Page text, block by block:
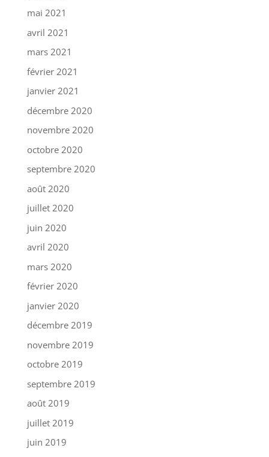
mai 2021
avril 2021
mars 2021
février 2021
janvier 2021
décembre 2020
novembre 2020
octobre 2020
septembre 2020
août 2020
juillet 2020
juin 2020
avril 2020
mars 2020
février 2020
janvier 2020
décembre 2019
novembre 2019
octobre 2019
septembre 2019
août 2019
juillet 2019
juin 2019